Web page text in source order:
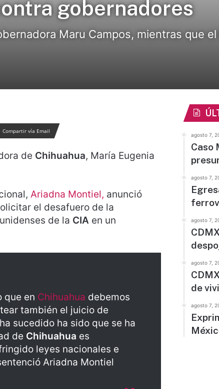
gobernadores
Maru Campos, mientras que
Compartir vía Email
de Chihuahua, María Eugenia
Ariadna Montiel, anunció
el desafuero de la
de la CIA en un
que en Chihuahua debemos
también el juicio de
sucedido ha sido que se ha
de Chihuahua es
leyes nacionales e
Ariadna Montiel
agosto 7,
Caso
agosto 7,
agosto 7,
agosto 7,
de
agosto 7,